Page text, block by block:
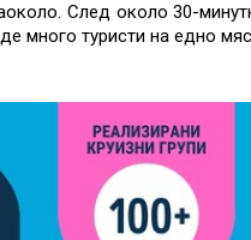
След около 30-
много туристи на едно